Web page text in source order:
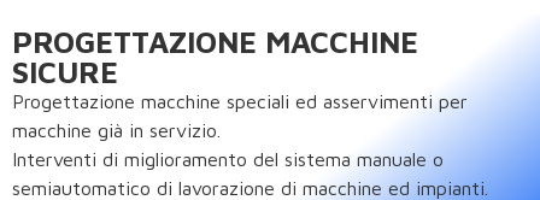
PROGETTAZIONE MACCHINE
SICURE
Progettazione macchine speciali ed asservimenti per
macchine già in servizio.
Interventi di miglioramento del sistema manuale o
semiautomatico di lavorazione di macchine ed impianti.